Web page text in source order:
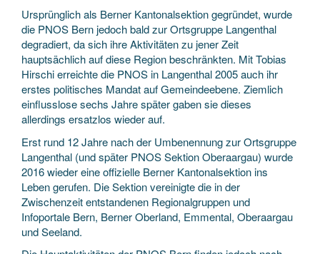
Ursprünglich als Berner Kantonalsektion gegründet, wurde
die PNOS Bern jedoch bald zur Ortsgruppe Langenthal
degradiert, da sich ihre Aktivitäten zu jener Zeit
hauptsächlich auf diese Region beschränkten. Mit Tobias
Hirschi erreichte die PNOS in Langenthal 2005 auch ihr
erstes politisches Mandat auf Gemeindeebene. Ziemlich
einflusslose sechs Jahre später gaben sie dieses
allerdings ersatzlos wieder auf.
Erst rund 12 Jahre nach der Umbenennung zur Ortsgruppe
Langenthal (und später PNOS Sektion Oberaargau) wurde
2016 wieder eine offizielle Berner Kantonalsektion ins
Leben gerufen. Die Sektion vereinigte die in der
Zwischenzeit entstandenen Regionalgruppen und
Infoportale Bern, Berner Oberland, Emmental, Oberaargau
und Seeland.